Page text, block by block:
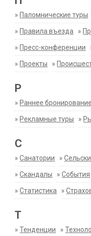
» Паломнические туры
» Правила въезда »
» Пресс-конференции
» Проекты »
Р
» Раннее бронирование
» Рекламные туры »
С
»Санатории »
»Скандалы »События
»Статистика »
Т
»Тенденции »